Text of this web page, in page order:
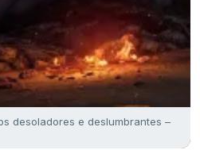
desoladores e deslumbrantes –